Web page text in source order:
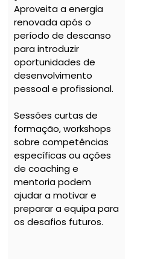
Aproveita a energia
renovada após o
período de descanso
para introduzir
oportunidades de
desenvolvimento
pessoal e profissional.
Sessões curtas de
formação, workshops
sobre competências
específicas ou ações
de coaching e
mentoria podem
ajudar a motivar e
preparar a equipa para
os desafios futuros.